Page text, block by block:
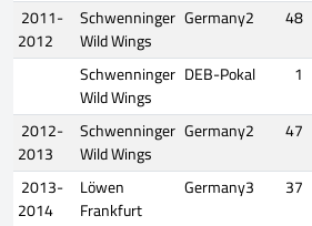
2011-
2012
Schwenninger
Wild Wings
Germany2 48
Schwenninger
Wild Wings
DEB-Pokal 1
2012-
2013
Schwenninger
Wild Wings
Germany2 47
2013-
2014
Löwen
Frankfurt
Germany3 37